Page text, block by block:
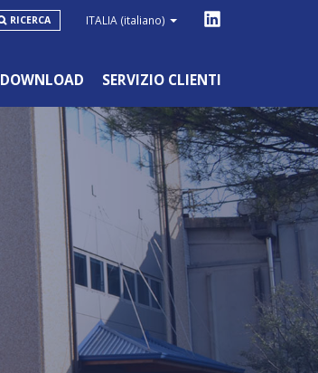
ITALIA (italiano)
RICERCA
DOWNLOAD SERVIZIO CLIENTI
HOBBYSTICO/NON PROFESSIONALE